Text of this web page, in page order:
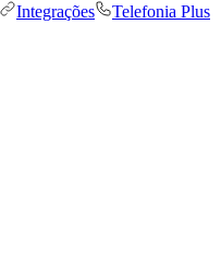
Integrações
Telefonia Plus